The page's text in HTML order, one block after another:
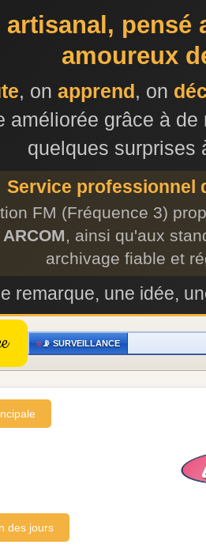
pensé
amoureux
, on apprend , on
améliorée grâce à
quelques surprises
Service professionnel
FM (Fréquence 3)
ARCOM, ainsi qu'aux
archivage fiable et
remarque, une idée,
📡 SURVEILLANCE
des jours